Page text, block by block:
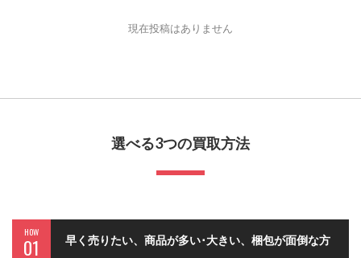
現在投稿はありません
選べる3つの買取方法
HOW
01 早く売りたい、商品が多い･大きい、梱包が面倒な方